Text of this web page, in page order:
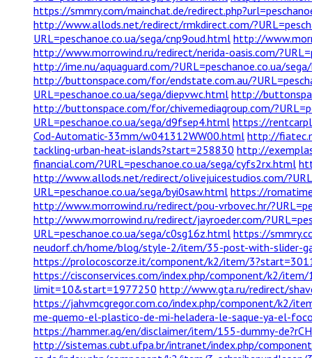
https://smmry.com/mainchat.de/
http://www.allods.net/redirect/rmkdirect.com/
URL=peschanoe.co.ua/sega/cnp9oud.html http://
http://www.morrowind.ru/redirect/nerida-oasis.com/
http://ime.nu/aquaguard.com/?URL=peschanoe.co.ua/
http://buttonspace.com/for/endstate.com.au/
URL=peschanoe.co.ua/sega/diepvwc.html http://
http://buttonspace.com/for/chivemediagroup.com/
URL=peschanoe.co.ua/sega/d9fsep4.html https://
Cod-Automatic-33mm/w041312WW00.html http://
tackling-urban-heat-islands?start=258830 http://
financial.com/?URL=peschanoe.co.ua/sega/cyfs2rx.html
http://www.allods.net/redirect/olivejuicestudios.com/
URL=peschanoe.co.ua/sega/byi0saw.html https://
http://www.morrowind.ru/redirect/pou-vrbovec.hr/
http://www.morrowind.ru/redirect/jayroeder.com/
URL=peschanoe.co.ua/sega/c0sg16z.html https://
neudorf.ch/home/blog/style-2/item/35-post-with-slider-
https://prolocoscorze.it/component/k2/item/
https://cisconservices.com/index.php/component/k2/
limit=10&start=1977250 http://www.gta.ru/redirect/
https://jahvmcgregor.com.co/index.php/component/k2/
me-quemo-el-plastico-de-mi-heladera-le-saque-ya-el-
https://hammer.ag/en/disclaimer/item/155-dummy-
http://sistemas.cubt.ufpa.br/intranet/index.php/